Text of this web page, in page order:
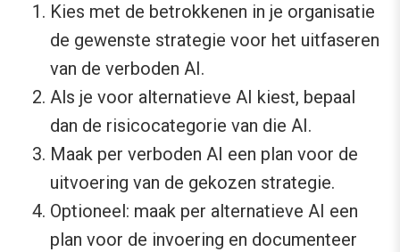
Kies met de betrokkenen in je organisatie
de gewenste strategie voor het uitfaseren
van de verboden AI.
Als je voor alternatieve AI kiest, bepaal
dan de risicocategorie van die AI.
Maak per verboden AI een plan voor de
uitvoering van de gekozen strategie.
Optioneel: maak per alternatieve AI een
plan voor de invoering en documenteer